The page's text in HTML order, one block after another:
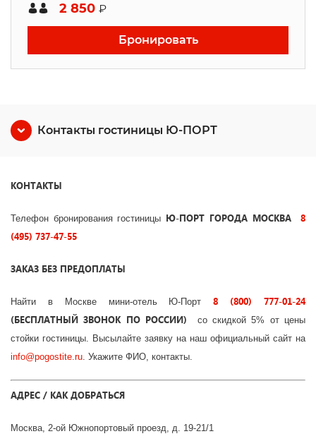
2 850 ₽
Бронировать
Контакты гостиницы Ю-ПОРТ
КОНТАКТЫ
Телефон бронирования гостиницы Ю-ПОРТ ГОРОДА МОСКВА
8
(495) 737-47-55
ЗАКАЗ БЕЗ ПРЕДОПЛАТЫ
Найти в Москве мини-отель Ю-Порт8 (800) 777-01-24
(БЕСПЛАТНЫЙ ЗВОНОК ПО РОССИИ)
со скидкой 5% от цены
стойки гостиницы. Высылайте заявку на наш официальный сайт на
info@pogostite.ru. Укажите ФИО, контакты.
АДРЕС / КАК ДОБРАТЬСЯ
Москва, 2-ой Южнопортовый проезд, д. 19-21/1